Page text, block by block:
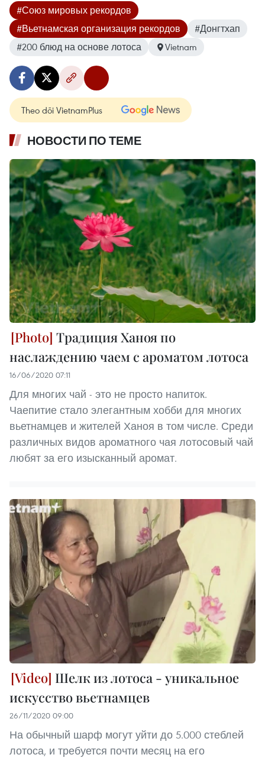
#Союз мировых рекордов
#Вьетнамская организация рекордов
#Донгтхап
#200 блюд на основе лотоса
Vietnam
Theo dõi VietnamPlus
НОВОСТИ ПО ТЕМЕ
Традиция Ханоя по
наслаждению чаем с ароматом лотоса
16/06/2020 07:11
Для многих чай - это не просто напиток.
Чаепитие стало элегантным хобби для многих
вьетнамцев и жителей Ханоя в том числе. Среди
различных видов ароматного чая лотосовый чай
любят за его изысканный аромат.
Шелк из лотоса - уникальное
искусство вьетнамцев
26/11/2020 09:00
На обычный шарф могут уйти до 5.000 стеблей
лотоса, и требуется почти месяц на его